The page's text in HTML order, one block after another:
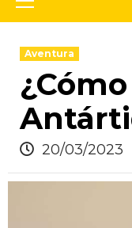
Aventura
20/03/2023